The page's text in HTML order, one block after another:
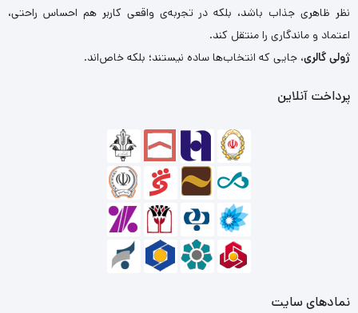
نظر ظاهری جذاب باشد، بلکه در تجربه‌ی واقعی کاربر هم احساس راحتی،
اعتماد و ماندگاری را منتقل کند.
ژولی گالری، جایی که انتخاب‌ها ساده نیستند؛ بلکه خاص‌اند.
پرداخت آنلاین
نمادهای سایت